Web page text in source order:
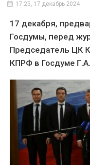
17:25, 17 декабрь 2024
17 декабря,
Госдумы, перед
Председатель ЦК
КПРФ в Госдуме